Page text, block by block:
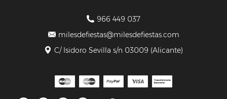
966 449 037
milesdefiestas@milesdefiestas.com
C/ Isidoro Sevilla s/n 03009 (Alicante)